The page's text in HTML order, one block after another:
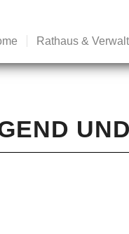
Rathaus &